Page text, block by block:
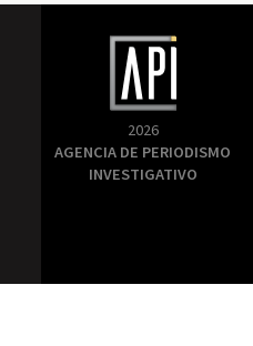
2026
AGENCIA DE PERIODISMO
INVESTIGATIVO